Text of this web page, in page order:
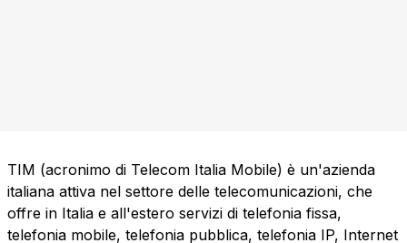
TIM (acronimo di Telecom Italia Mobile) è un'azienda
italiana attiva nel settore delle telecomunicazioni, che
offre in Italia e all'estero servizi di telefonia fissa,
telefonia mobile, telefonia pubblica, telefonia IP, Internet